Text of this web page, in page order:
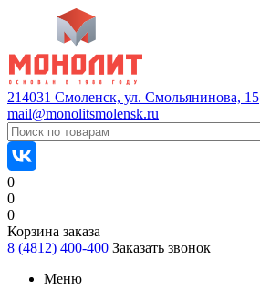
214031 Смоленск, ул. Смольянинова, 15
mail@monolitsmolensk.ru
0
0
0
Корзина заказа
8 (4812) 400-400 Заказать звонок
Меню